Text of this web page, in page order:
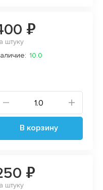
₽
штуку
10.0
В корзину
₽
штуку